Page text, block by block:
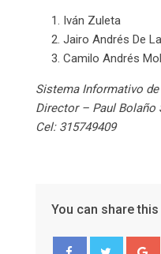
Iván Zuleta
Jairo Andrés De
Camilo Andrés
Sistema Informativo
Director – Paul Bolaño
Cel: 315749409
You can share